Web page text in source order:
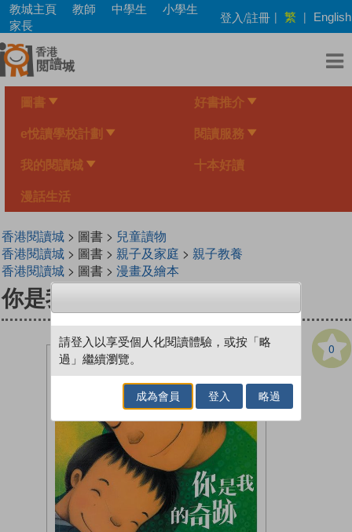
Skip
main
content
教城主頁 教師 中學生
小學生
家長
登入/註冊 | 繁 | English
圖書 好書推介
e悅讀學校計劃 閱讀服務
我的閱讀城 十本好讀
漫話生活
香港閱讀城> 圖書 > 兒童讀物
香港閱讀城> 圖書 > 親子及家庭 > 親子教養
香港閱讀城> 圖書 > 漫畫及繪本
你是我的奇跡
0
請登入以享受個人化閱讀體驗，或按「略
過」繼續瀏覽。
成為會員 登入 略過